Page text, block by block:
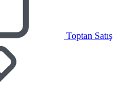
Toptan Satış